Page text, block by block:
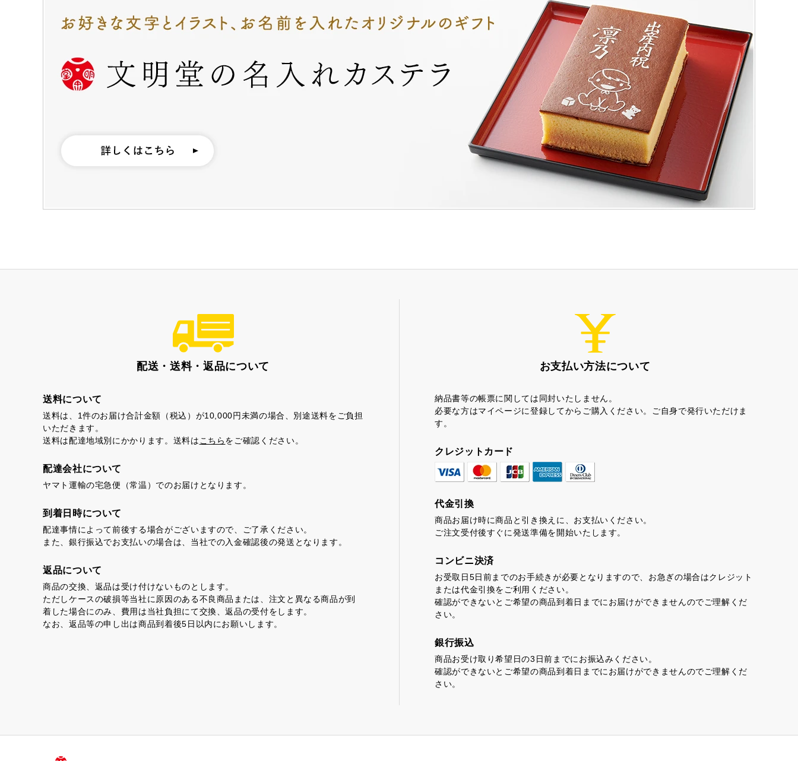
カステラ巻・三笠山
静岡銘菓
茶ってら お茶みかん ちゃころん
虎とら 茶どころ 浜松しんふぉにー
プライバシーポリシー
特定商取引法に基づく表記
配送・送料・返品について
送料について
送料は、1件のお届け合計金額（税込）が10,000円未満の場合、別途送料をご負担
いただきます。
送料は配達地域別にかかります。送料は こちらをご確認ください。
配達会社について
ヤマト運輸の宅急便（常温）でのお届けとなります。
到着日時について
配達事情によって前後する場合がございますので、ご了承ください。
また、銀行振込でお支払いの場合は、当社での入金確認後の発送となります。
返品について
商品の交換、返品は受け付けないものとします。
ただしケースの破損等当社に原因のある不良商品または、注文と異なる商品が到
着した場合にのみ、費用は当社負担にて交換、返品の受付をします。
なお、返品等の申し出は商品到着後5日以内にお願いします。
お支払い方法について
納品書等の帳票に関しては同封いたしません。
必要な方はマイページに登録してからご購入ください。ご自身で発行いただけま
す。
クレジットカード
代金引換
商品お届け時に商品と引き換えに、お支払いください。
ご注文受付後すぐに発送準備を開始いたします。
コンビニ決済
お受取日5日前までのお手続きが必要となりますので、お急ぎの場合はクレジット
または代金引換をご利用ください。
確認ができないとご希望の商品到着日までにお届けができませんのでご理解くだ
さい。
銀行振込
商品お受け取り希望日の3日前までにお振込みください。
確認ができないとご希望の商品到着日までにお届けができませんのでご理解くだ
さい。